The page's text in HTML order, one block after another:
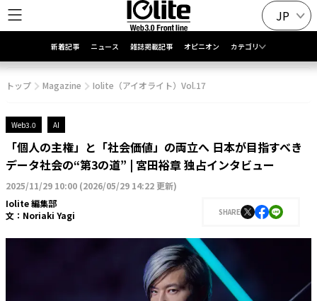
JP
新着記事 ニュース 雑誌掲載記事 オピニオン カテゴリ
トップ Magazine Iolite（アイオライト）Vol.17
Web3.0 AI
「個人の主権」と「社会価値」の両立へ 日本が目指すべき
データ社会の“第3の道” | 宮田裕章 独占インタビュー
2025/11/29 10:00 (2026/05/29 14:22 更新)
Iolite 編集部
文： Noriaki Yagi SHARE